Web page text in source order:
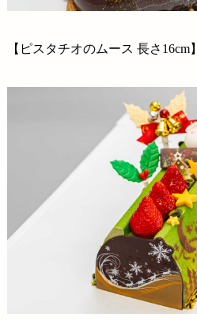
【ピスタチオのムース 長さ16cm】